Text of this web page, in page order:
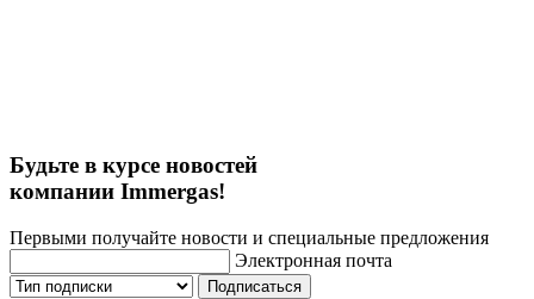
Будьте в курсе новостей
компании Immergas!
Первыми получайте новости и специальные предложения
Электронная почта
Подписаться